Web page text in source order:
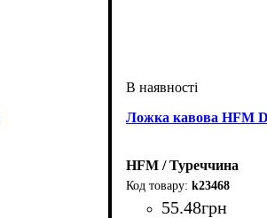
Ложка кавова HFM
HFM / Туреччина
k23468
55.48грн